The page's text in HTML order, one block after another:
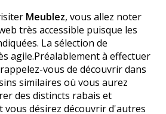
Meublez, vous allez noter
très accessible puisque les
La sélection de
agile.Préalablement à effectuer
vous de découvrir dans
similaires où vous aurez
des distincts rabais et
vous désirez découvrir d'autres